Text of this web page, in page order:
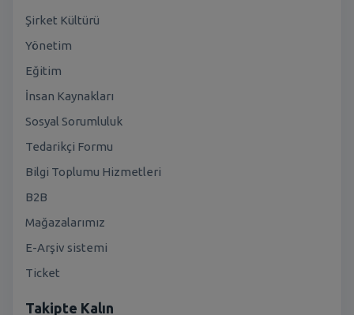
Şirket Kültürü
Yönetim
Eğitim
İnsan Kaynakları
Sosyal Sorumluluk
Tedarikçi Formu
Bilgi Toplumu Hizmetleri
B2B
Mağazalarımız
E-Arşiv sistemi
Ticket
Takipte Kalın